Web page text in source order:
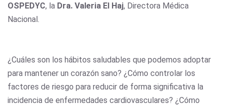
OSPEDYC, la Dra. Valeria El Haj, Directora Médica
Nacional.
¿Cuáles son los hábitos saludables que podemos adoptar
para mantener un corazón sano? ¿Cómo controlar los
factores de riesgo para reducir de forma significativa la
incidencia de enfermedades cardiovasculares? ¿Cómo